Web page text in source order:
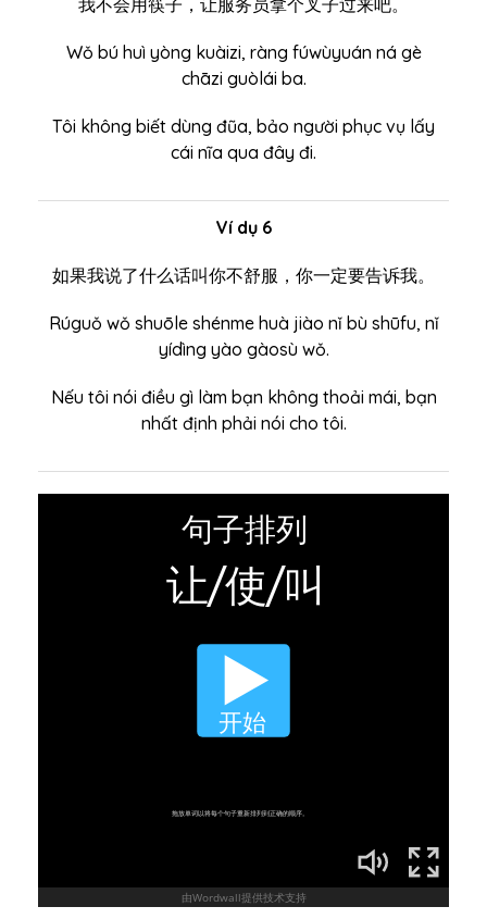
我不会用筷子，让服务员拿个叉子过来吧。
Wǒ bú huì yòng kuàizi, ràng fúwùyuán ná gè
chāzi guòlái ba.
Tôi không biết dùng đũa, bảo người phục vụ lấy
cái nĩa qua đây đi.
Ví dụ 6
如果我说了什么话叫你不舒服，你一定要告诉我。
Rúguǒ wǒ shuōle shénme huà jiào nǐ bù shūfu, nǐ
yídìng yào gàosù wǒ.
Nếu tôi nói điều gì làm bạn không thoải mái, bạn
nhất định phải nói cho tôi.